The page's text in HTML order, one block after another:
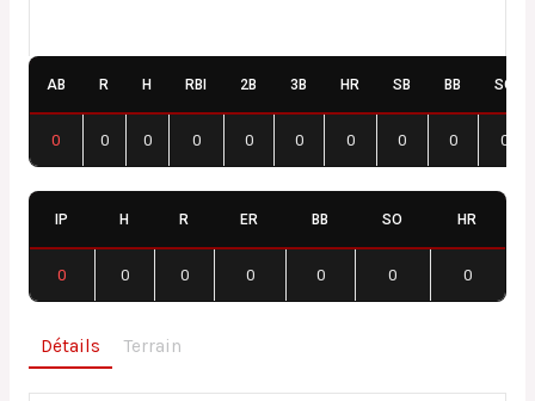
AB R H RBI 2B 3B HR SB BB SO
0 0 0 0 0 0 0 0 0 0
IP H R ER BB SO HR
0 0 0 0 0 0 0
Détails Terrain